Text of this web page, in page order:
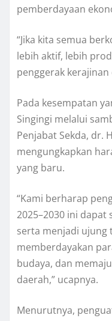
pemberdayaan
“Jika kita semua
lebih aktif, lebih
penggerak
Pada kesempatan
Singingi melalui
Penjabat Sekda, dr.
mengungkapkan
yang baru.
“Kami berharap
2025–2030 ini dapat
serta menjadi ujung
memberdayakan
budaya, dan
daerah,” ucapnya.
Menurutnya,